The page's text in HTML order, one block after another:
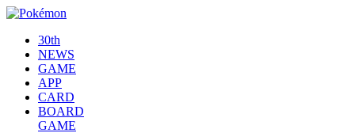
30th
NEWS
GAME
APP
CARD
BOARD
GAME